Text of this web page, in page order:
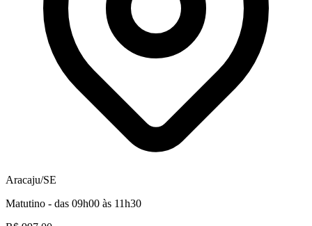
Aracaju/SE
Matutino - das 09h00 às 11h30